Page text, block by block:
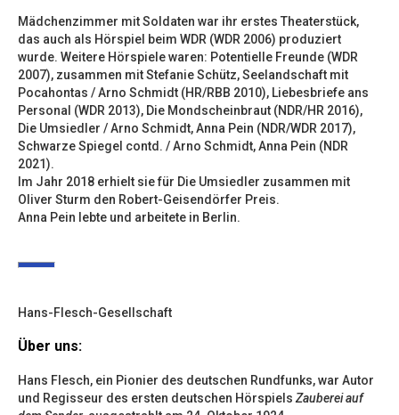
Mädchenzimmer mit Soldaten war ihr erstes Theaterstück,
das auch als Hörspiel beim WDR (WDR 2006) produziert
wurde. Weitere Hörspiele waren: Potentielle Freunde (WDR
2007), zusammen mit Stefanie Schütz, Seelandschaft mit
Pocahontas / Arno Schmidt (HR/RBB 2010), Liebesbriefe ans
Personal (WDR 2013), Die Mondscheinbraut (NDR/HR 2016),
Die Umsiedler / Arno Schmidt, Anna Pein (NDR/WDR 2017),
Schwarze Spiegel contd. / Arno Schmidt, Anna Pein (NDR
2021).
Im Jahr 2018 erhielt sie für Die Umsiedler zusammen mit
Oliver Sturm den Robert-Geisendörfer Preis.
Anna Pein lebte und arbeitete in Berlin.
Hans-Flesch-Gesellschaft
Über uns:
Hans Flesch, ein Pionier des deutschen Rundfunks, war Autor
und Regisseur des ersten deutschen Hörspiels Zauberei auf